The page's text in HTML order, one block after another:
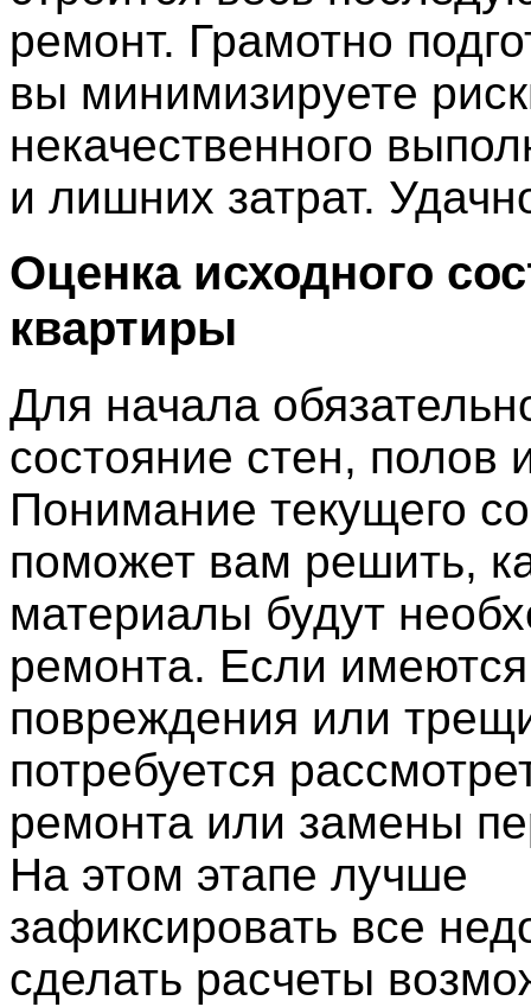
ремонт. Грамотно
вы минимизируете
некачественного
и лишних затрат.
Оценка исходного
квартиры
Для начала
состояние стен, полов
Понимание текущего
поможет вам решить,
материалы будут
ремонта. Если имеются
повреждения или
потребуется
ремонта или замены
На этом этапе лучше
зафиксировать все
сделать расчеты